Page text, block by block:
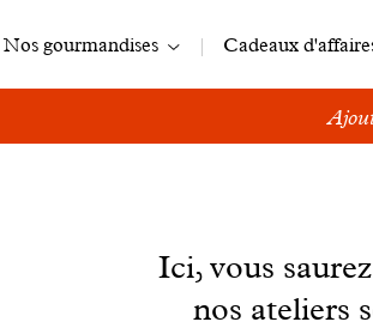
Navigation
Nos gourmandises Cadeaux
Ici, vous
nos ateliers